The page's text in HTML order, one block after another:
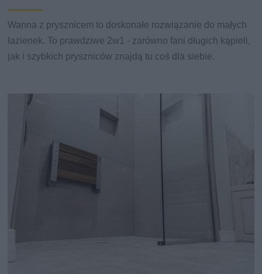
Wanna z prysznicem to doskonałe rozwiązanie do małych
łazienek. To prawdziwe 2w1 - zarówno fani długich kąpieli,
jak i szybkich pryszniców znajdą tu coś dla siebie.